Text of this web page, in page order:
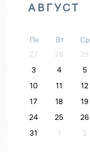
АВГУСТ
Пн Вт Ср
27
28 29
3
4 5
10
11 12
17
18 19
24
25 26
31
1 2